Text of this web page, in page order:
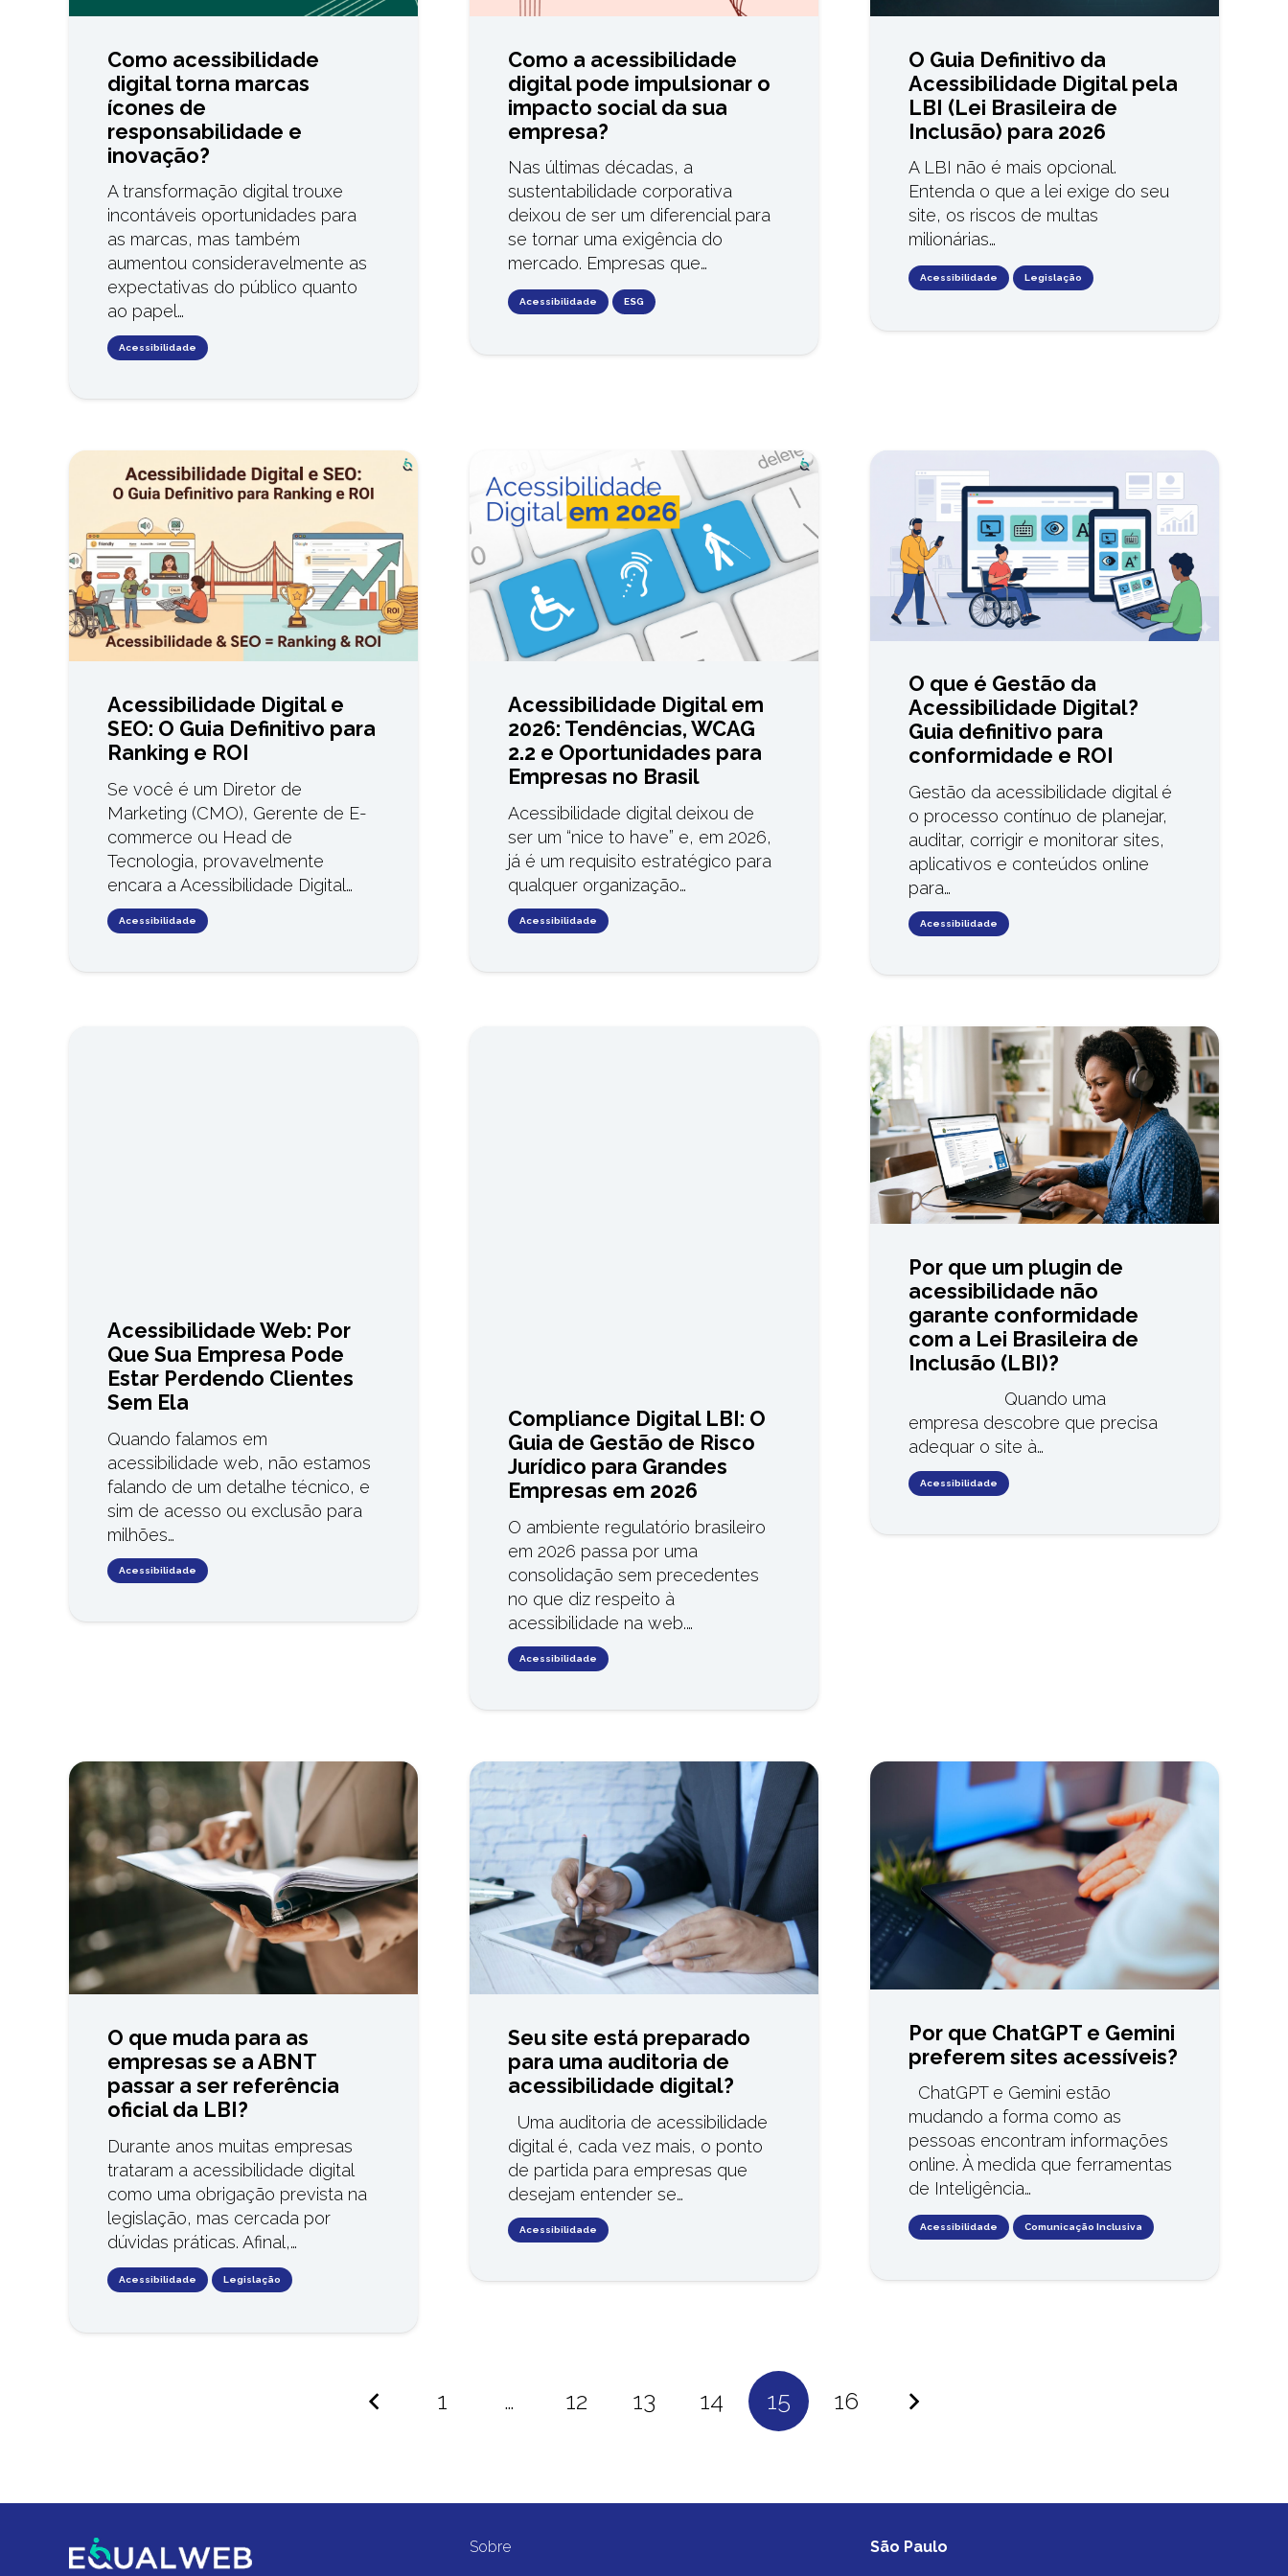
Como acessibilidade
digital torna marcas
ícones de
responsabilidade e
inovação?
A transformação digital trouxe
incontáveis oportunidades para
as marcas, mas também
aumentou consideravelmente as
expectativas do público quanto
ao papel…
Acessibilidade
Como a acessibilidade
digital pode impulsionar o
impacto social da sua
empresa?
Nas últimas décadas, a
sustentabilidade corporativa
deixou de ser um diferencial para
se tornar uma exigência do
mercado. Empresas que…
Acessibilidade ESG
O Guia Definitivo da
Acessibilidade Digital pela
LBI (Lei Brasileira de
Inclusão) para 2026
A LBI não é mais opcional.
Entenda o que a lei exige do seu
site, os riscos de multas
milionárias…
Acessibilidade Legislação
Acessibilidade Digital e
SEO: O Guia Definitivo para
Ranking e ROI
Se você é um Diretor de
Marketing (CMO), Gerente de E-
commerce ou Head de
Tecnologia, provavelmente
encara a Acessibilidade Digital…
Acessibilidade
Acessibilidade Digital em
2026: Tendências, WCAG
2.2 e Oportunidades para
Empresas no Brasil
Acessibilidade digital deixou de
ser um “nice to have” e, em 2026,
já é um requisito estratégico para
qualquer organização…
Acessibilidade
O que é Gestão da
Acessibilidade Digital?
Guia definitivo para
conformidade e ROI
Gestão da acessibilidade digital é
o processo contínuo de planejar,
auditar, corrigir e monitorar sites,
aplicativos e conteúdos online
para…
Acessibilidade
Acessibilidade Web: Por
Que Sua Empresa Pode
Estar Perdendo Clientes
Sem Ela
Quando falamos em
acessibilidade web, não estamos
falando de um detalhe técnico, e
sim de acesso ou exclusão para
milhões…
Acessibilidade
Compliance Digital LBI: O
Guia de Gestão de Risco
Jurídico para Grandes
Empresas em 2026
O ambiente regulatório brasileiro
em 2026 passa por uma
consolidação sem precedentes
no que diz respeito à
acessibilidade na web.…
Acessibilidade
Por que um plugin de
acessibilidade não
garante conformidade
com a Lei Brasileira de
Inclusão (LBI)?
Quando uma
empresa descobre que precisa
adequar o site à…
Acessibilidade
O que muda para as
empresas se a ABNT
passar a ser referência
oficial da LBI?
Durante anos muitas empresas
trataram a acessibilidade digital
como uma obrigação prevista na
legislação, mas cercada por
dúvidas práticas. Afinal,…
Acessibilidade Legislação
Seu site está preparado
para uma auditoria de
acessibilidade digital?
Uma auditoria de acessibilidade
digital é, cada vez mais, o ponto
de partida para empresas que
desejam entender se…
Acessibilidade
Por que ChatGPT e Gemini
preferem sites acessíveis?
ChatGPT e Gemini estão
mudando a forma como as
pessoas encontram informações
online. À medida que ferramentas
de Inteligência…
Acessibilidade Comunicação Inclusiva
1 … 12 13 14 15 16
Sobre
São Paulo